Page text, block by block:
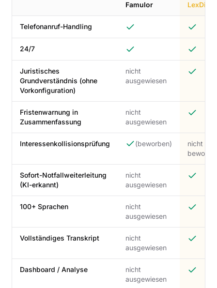
Famulor LexDial
Telefonanruf-Handling
24/7
Juristisches
Grundverständnis (ohne
Vorkonfiguration)
nicht
ausgewiesen
Fristenwarnung in
Zusammenfassung
nicht
ausgewiesen
Interessenkollisionsprüfung (beworben)
nicht
Sofort-Notfallweiterleitung
(KI-erkannt)
nicht
ausgewiesen
100+ Sprachen
nicht
ausgewiesen
Vollständiges Transkript
nicht
ausgewiesen
Dashboard / Analyse
nicht
ausgewiesen